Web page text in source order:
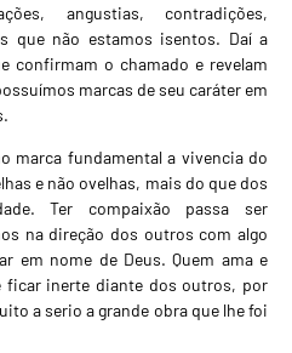
angustias, contradições,
que não estamos isentos. Daí a
confirmam o chamado e revelam
marcas de seu caráter em
marca fundamental a vivencia do
e não ovelhas, mais do que dos
Ter compaixão passa ser
na direção dos outros com algo
em nome de Deus. Quem ama e
ficar inerte diante dos outros, por
a serio a grande obra que lhe foi